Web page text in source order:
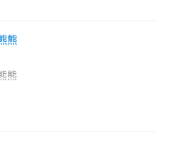
熊
熊